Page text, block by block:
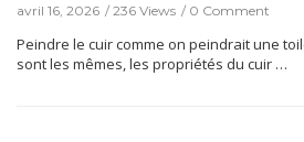
avril 16, 2026 236 Views 0 Comment
Peindre le cuir comme on peindrait une
sont les mêmes, les propriétés du cuir …